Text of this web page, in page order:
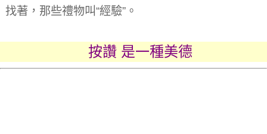
找著，那些禮物叫“經驗”。
按讚 是一種美德